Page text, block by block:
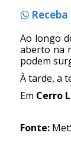
Receba
Ao longo
aberto na
podem
À tarde, a
Em Cerro
Fonte: